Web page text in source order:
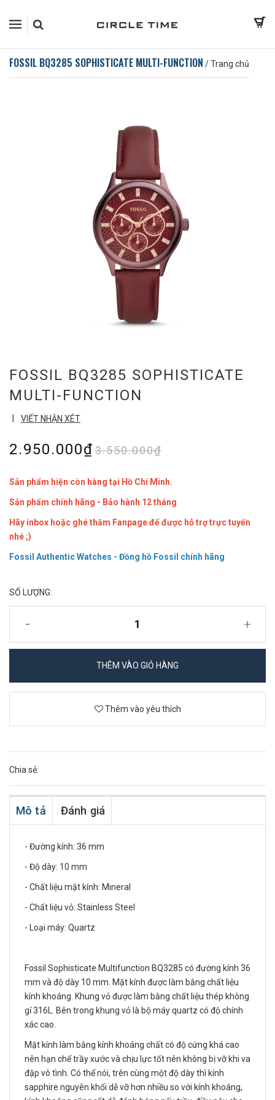
FOSSIL BQ3285 SOPHISTICATE MULTI-FUNCTION /Trang chủ
FOSSIL BQ3285 SOPHISTICATE
MULTI-FUNCTION
VIẾT NHẬN XÉT
2.950.000₫ 3.550.000₫
Sản phẩm hiện còn hàng tại Hồ Chí Minh.
Sản phẩm chính hãng - Bảo hành 12 tháng
Hãy inbox hoặc ghé thăm Fanpage để được hỗ trợ trực tuyến
nhé ;)
Fossil Authentic Watches - Đồng hồ Fossil chính hãng
SỐ LƯỢNG:
- +
THÊM VÀO GIỎ HÀNG
Thêm vào yêu thích
Chia sẻ:
Mô tả Đánh giá
- Đường kính: 36 mm
- Độ dày: 10 mm
- Chất liệu mặt kính: Mineral
- Chất liệu vỏ: Stainless Steel
- Loại máy: Quartz
Fossil Sophisticate Multifunction BQ3285 có đường kính 36
mm và độ dày 10 mm. Mặt kính được làm bằng chất liệu
kính khoáng. Khung vỏ được làm bằng chất liệu thép không
gỉ 316L. Bên trong khung vỏ là bộ máy quartz có độ chính
xác cao.
Mặt kính làm bằng kính khoáng chất có độ cứng khá cao
nên hạn chế trầy xước và chịu lực tốt nên không bị vỡ khi va
đập vô tình. Có thể nói, trên cùng một độ dày thì kính
sapphire nguyên khối dễ vỡ hơn nhiều so với kính khoáng,